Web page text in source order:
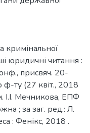
кримінальної
юридичні читання :
присвяч. 20-
ф-ту (27 квіт., 2018
І.І. Мечникова, ЕПФ
; за заг. ред.: Л.
: Фенікс, 2018 .